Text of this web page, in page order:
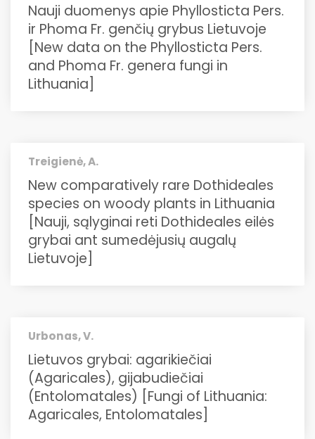
Nauji duomenys apie Phyllosticta Pers.
ir Phoma Fr. genčių grybus Lietuvoje
[New data on the Phyllosticta Pers.
and Phoma Fr. genera fungi in
Lithuania]
Treigienė, A.
New comparatively rare Dothideales
species on woody plants in Lithuania
[Nauji, sąlyginai reti Dothideales eilės
grybai ant sumedėjusių augalų
Lietuvoje]
Urbonas, V.
Lietuvos grybai: agarikiečiai
(Agaricales), gijabudiečiai
(Entolomatales) [Fungi of Lithuania:
Agaricales, Entolomatales]